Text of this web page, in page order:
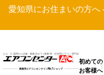
愛知県にお住まいの方へ
ビル・工場用から店舗・事務所まで | 業務用・住宅用エアコン専門店
業務用エアコンオンラインNo.1ショップ
初めての
お客様へ